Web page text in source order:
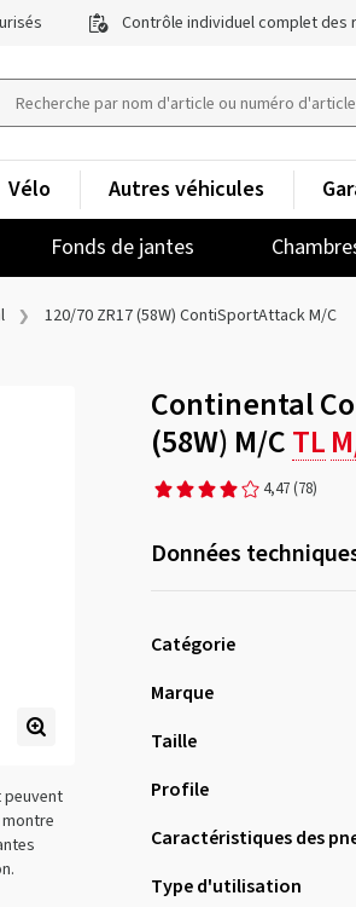
Contrôle individuel complet des
Fonds de jantes
Vélo Autres véhicules
120/70 ZR17 (58W) ContiSportAttack M/C
Continental
(58W) M/CTL
4,47 (78)
Données
Catégorie
Marque
Taille
Profile
Caractéristiques des
Type d'utilisation